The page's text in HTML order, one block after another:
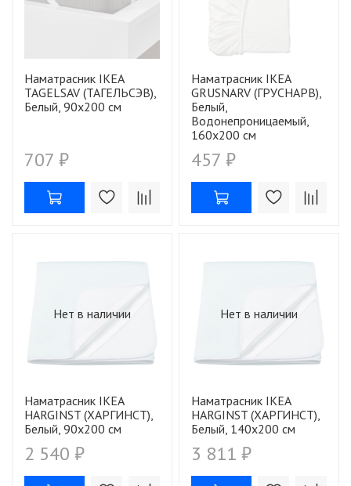
Наматрасник IKEA
TAGELSAV (ТАГЕЛЬСЭВ),
Белый, 90х200 см
707 ₽
Наматрасник IKEA
GRUSNARV (ГРУСНАРВ),
Белый,
Водонепроницаемый,
160х200 см
457 ₽
Нет в наличии
Наматрасник IKEA
HARGINST (ХАРГИНСТ),
Белый, 90х200 см
2 540 ₽
Нет в наличии
Наматрасник IKEA
HARGINST (ХАРГИНСТ),
Белый, 140х200 см
3 811 ₽